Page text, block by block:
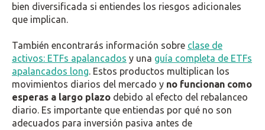
bien diversificada si entiendes los riesgos adicionales
que implican.
También encontrarás información sobre clase de
activos: ETFs apalancados y una guía completa de ETFs
apalancados long. Estos productos multiplican los
movimientos diarios del mercado y no funcionan como
esperas a largo plazo debido al efecto del rebalanceo
diario. Es importante que entiendas por qué no son
adecuados para inversión pasiva antes de